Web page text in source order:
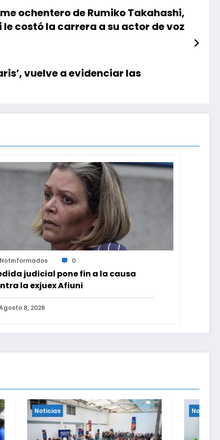
ochentero de Rumiko Takahashi,
le costó la carrera a su actor de voz
vuelve a evidenciar las
Notinformados 0
judicial pone fin a la causa
la exjuex Afiuni
8, 2026
Noticias